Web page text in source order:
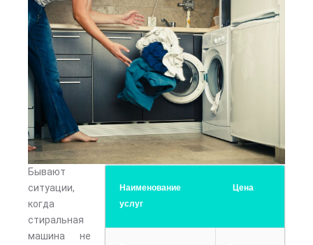
Наименование
услуг
Цена
Бывают
ситуации,
когда
стиральная
машина не